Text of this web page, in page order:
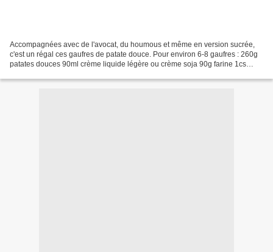
Accompagnées avec de l'avocat, du houmous et même en version sucrée,
c'est un régal ces gaufres de patate douce. Pour environ 6-8 gaufres : 260g
patates douces 90ml crème liquide légère ou crème soja 90g farine 1cs